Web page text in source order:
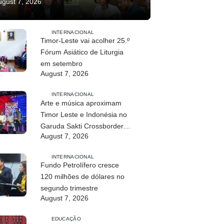
7, 2026
INTERNACIONAL
Timor-Leste vai acolher 25.º
Fórum Asiático de Liturgia
em setembro
August 7, 2026
INTERNACIONAL
Arte e música aproximam
Timor Leste e Indonésia no
Garuda Sakti Crossborder
Fest 2026
August 7, 2026
INTERNACIONAL
Fundo Petrolífero cresce
120 milhões de dólares no
segundo trimestre
August 7, 2026
EDUCAÇÃO